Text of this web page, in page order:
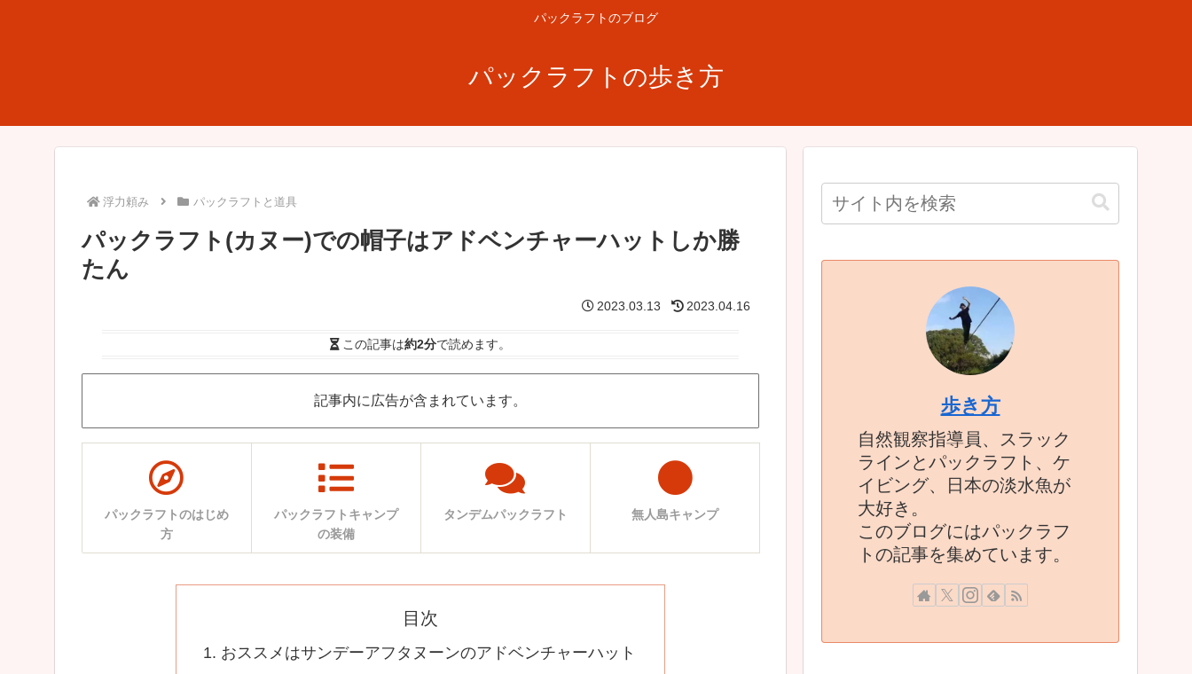
パックラフトのブログ
パックラフトの歩き方
浮力頼み パックラフトと道具
パックラフト(カヌー)での帽子はアドベンチャーハットしか勝
たん
2023.03.13 2023.04.16
この記事は約2分で読めます。
記事内に広告が含まれています。
パックラフトのはじめ
方
パックラフトキャンプ
の装備
タンデムパックラフト 無人島キャンプ
目次
おススメはサンデーアフタヌーンのアドベンチャーハット
歩き方
自然観察指導員、スラック
ラインとパックラフト、ケ
イビング、日本の淡水魚が
大好き。
このブログにはパックラフ
トの記事を集めています。